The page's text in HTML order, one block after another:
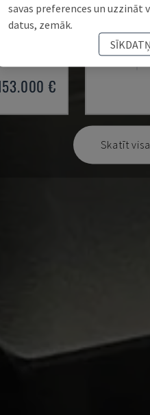
€
BLP 600/
MYLÄP -
Skatīt
savas preferences un uzzināt
datus, zemāk.